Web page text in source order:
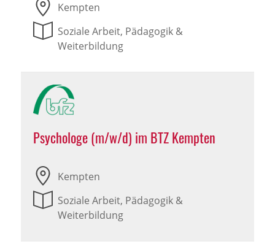
Kempten
Soziale Arbeit, Pädagogik &
Weiterbildung
Psychologe (m/w/d) im BTZ Kempten
Kempten
Soziale Arbeit, Pädagogik &
Weiterbildung